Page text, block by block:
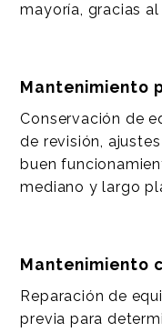
mayoría, gracias
Mantenimiento
Conservación de
de revisión,
buen
mediano y largo
Mantenimiento
Reparación de
previa para